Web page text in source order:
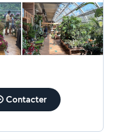
Je précise
mon annonce et qu’il
le taux horaire.
Contacter